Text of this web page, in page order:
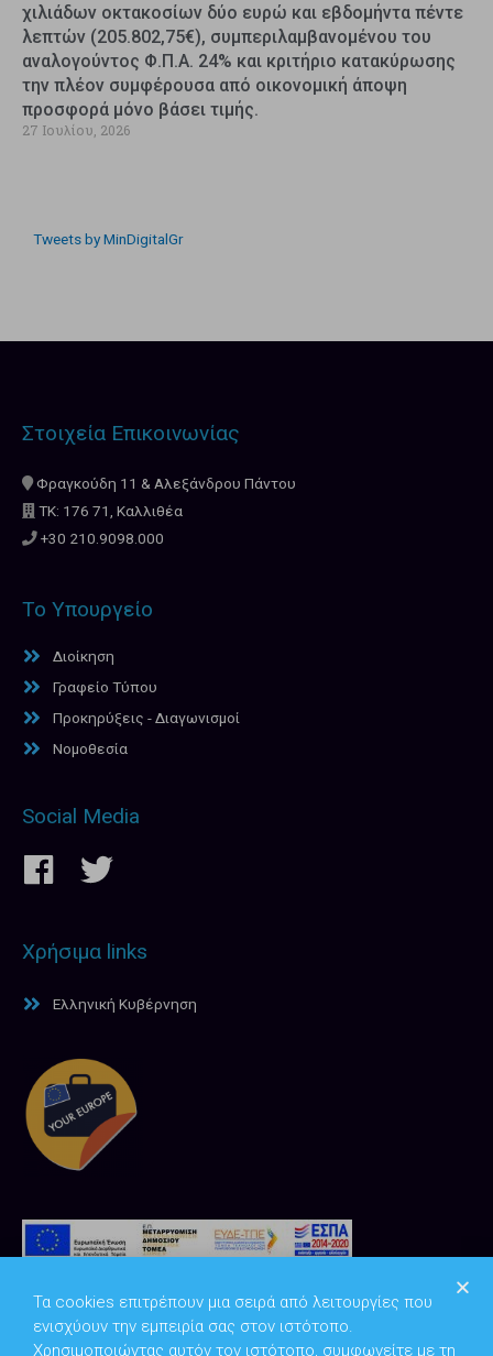
χιλιάδων οκτακοσίων δύο ευρώ και εβδομήντα πέντε
λεπτών (205.802,75€), συμπεριλαμβανομένου του
αναλογούντος Φ.Π.Α. 24% και κριτήριο κατακύρωσης
την πλέον συμφέρουσα από οικονομική άποψη
προσφορά μόνο βάσει τιμής.
27 Ιουλίου, 2026
Tweets by MinDigitalGr
Στοιχεία Επικοινωνίας
Φραγκούδη 11 & Αλεξάνδρου Πάντου
ΤΚ: 176 71, Καλλιθέα
+30 210.9098.000
Το Υπουργείο
Διοίκηση
Γραφείο Τύπου
Προκηρύξεις - Διαγωνισμοί
Νομοθεσία
Social Media
Χρήσιμα links
Ελληνική Κυβέρνηση
Τα cookies επιτρέπουν μια σειρά από λειτουργίες που
ενισχύουν την εμπειρία σας στον ιστότοπο.
Χρησιμοποιώντας αυτόν τον ιστότοπο, συμφωνείτε με τη